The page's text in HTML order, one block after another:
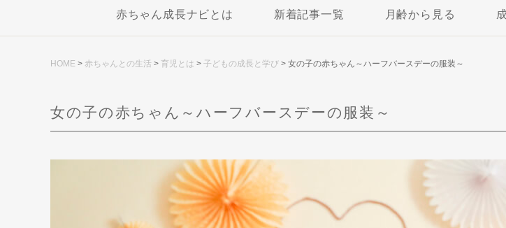
赤ちゃん成長ナビとは 新着記事一覧 月齢から見る
HOME > 赤ちゃんとの生活 > 育児とは > 子どもの成長と学び > 女の子の赤ちゃん～ハーフバースデーの服装～
女の子の赤ちゃん～ハーフバースデーの服装～